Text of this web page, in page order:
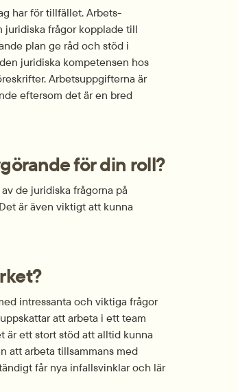
har för tillfället. Arbets­
juridiska frågor kopplade till
plan ge råd och stöd i
juridiska kompetensen hos
Arbets­uppgifterna är
eftersom det är en bred
för din roll?
de juridiska frågorna på
är även viktigt att kunna
intressanta och viktiga frågor
att arbeta i ett team
är ett stort stöd att alltid kunna
att arbeta tillsammans med
får nya infalls­vinklar och lär